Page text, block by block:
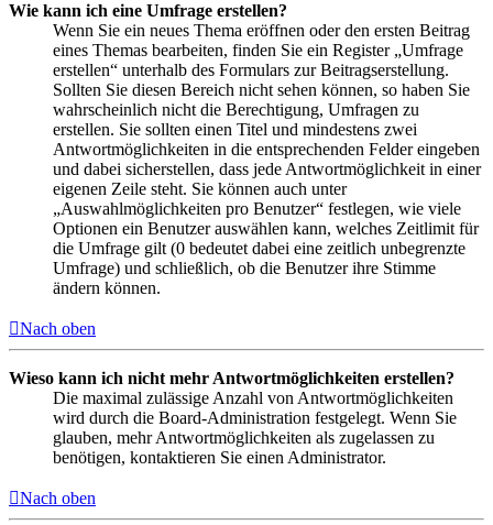
Wie kann ich eine Umfrage erstellen?
Wenn Sie ein neues Thema eröffnen oder den ersten Beitrag
eines Themas bearbeiten, finden Sie ein Register „Umfrage
erstellen“ unterhalb des Formulars zur Beitragserstellung.
Sollten Sie diesen Bereich nicht sehen können, so haben Sie
wahrscheinlich nicht die Berechtigung, Umfragen zu
erstellen. Sie sollten einen Titel und mindestens zwei
Antwortmöglichkeiten in die entsprechenden Felder eingeben
und dabei sicherstellen, dass jede Antwortmöglichkeit in einer
eigenen Zeile steht. Sie können auch unter
„Auswahlmöglichkeiten pro Benutzer“ festlegen, wie viele
Optionen ein Benutzer auswählen kann, welches Zeitlimit für
die Umfrage gilt (0 bedeutet dabei eine zeitlich unbegrenzte
Umfrage) und schließlich, ob die Benutzer ihre Stimme
ändern können.
Nach oben
Wieso kann ich nicht mehr Antwortmöglichkeiten erstellen?
Die maximal zulässige Anzahl von Antwortmöglichkeiten
wird durch die Board-Administration festgelegt. Wenn Sie
glauben, mehr Antwortmöglichkeiten als zugelassen zu
benötigen, kontaktieren Sie einen Administrator.
Nach oben